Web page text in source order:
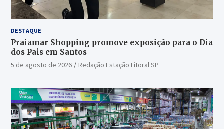
DESTAQUE
Praiamar Shopping promove exposição para o Dia
dos Pais em Santos
5 de agosto de 2026 Redação Estação Litoral SP